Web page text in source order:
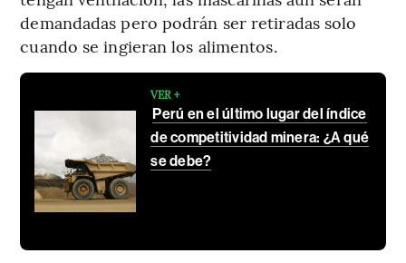
demandadas pero podrán ser retiradas solo
cuando se ingieran los alimentos.
VER +
Perú en el último lugar del índice
de competitividad minera: ¿A qué
se debe?